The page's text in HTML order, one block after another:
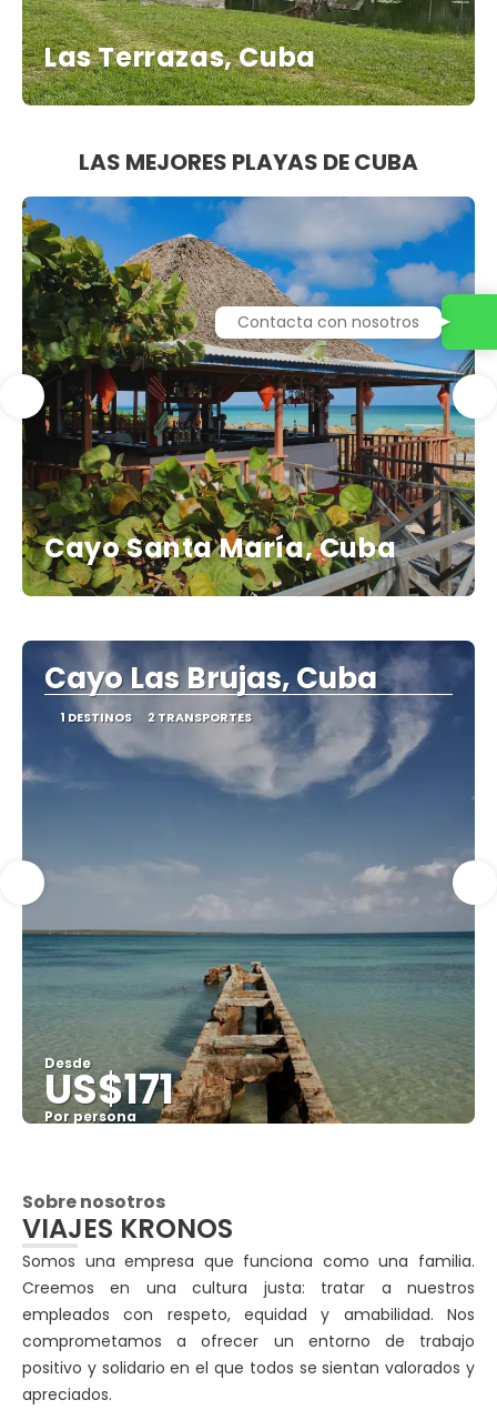
Las Terrazas, Cuba
LAS MEJORES PLAYAS DE CUBA
Cayo Santa María, Cuba
Cayo Las Brujas, Cuba
1 DESTINOS 2 TRANSPORTES
Desde
US$171
Por persona
Sobre nosotros
VIAJES KRONOS
Somos una empresa que funciona como una familia.
Creemos en una cultura justa: tratar a nuestros
empleados con respeto, equidad y amabilidad. Nos
comprometamos a ofrecer un entorno de trabajo
positivo y solidario en el que todos se sientan valorados y
apreciados.
Contacta con nosotros